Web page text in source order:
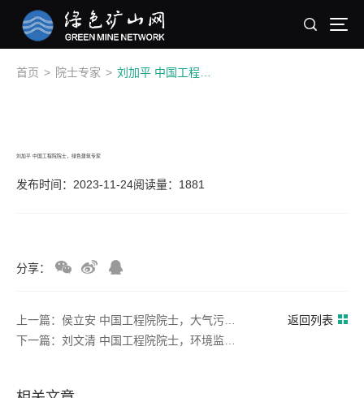
首页 > 院士专家 >
刘加平 中国工程院院士，绿色建筑专家
发布时间：2023-11-24阅读量：1881
分享：
返回列表